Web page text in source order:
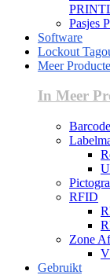
Pasjes
Software
Lockout
Meer
In Meer
RFID
Zone
Gebruikt